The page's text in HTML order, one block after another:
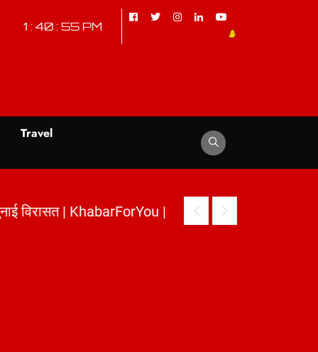
1 : 40 : 56 PM
Travel
| KhabarForYou|